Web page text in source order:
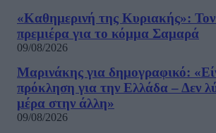
«Καθημερινή της Κυριακής»: Τον
πρεμιέρα για το κόμμα Σαμαρά
09/08/2026
Μαρινάκης για δημογραφικό:
πρόκληση για την Ελλάδα – Δεν
μέρα στην άλλη»
09/08/2026